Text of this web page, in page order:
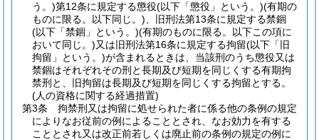
う。)第12条に規定する懲役(以下「懲役」という。)(有期の
ものに限る。以下同じ。) 、旧刑法第13条に規定する禁錮
(以下「禁錮」という。)(有期のものに限る。以下この項に
おいて同じ。)又は旧刑法第16条に規定する拘留(以下「旧
拘留」という。)が含まれるときは、当該刑のうち懲役又は
禁錮はそれぞれその刑と長期及び短期を同じくする有期拘
禁刑と、旧拘留は長期及び短期を同じくする拘留とする。
(人の資格に関する経過措置)
第3条
拘禁刑又は拘留に処せられた者に係る他の条例の規定
によりなお従前の例によることとされ、なお効力を有する
こととされ又は改正前若しくは廃止前の条例の規定の例に